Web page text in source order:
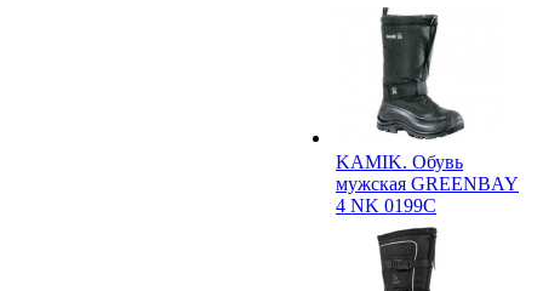
KAMIK. Обувь
мужская GREENBAY
4 NK 0199C